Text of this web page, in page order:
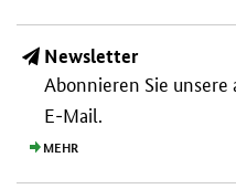
Newsletter
Abonnieren Sie
E-Mail.
MEHR